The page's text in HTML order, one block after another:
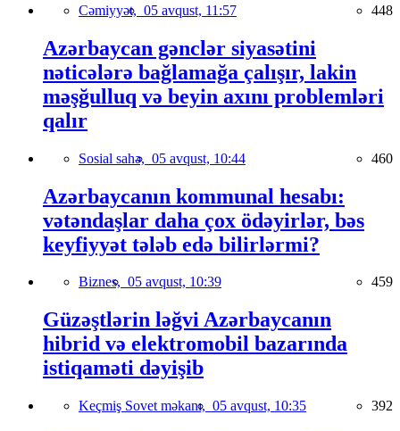
Cəmiyyət, 05 avqust, 11:57 448
Azərbaycan gənclər siyasətini
nəticələrə bağlamağa çalışır, lakin
məşğulluq və beyin axını problemləri
qalır
Sosial sahə, 05 avqust, 10:44 460
Azərbaycanın kommunal hesabı:
vətəndaşlar daha çox ödəyirlər, bəs
keyfiyyət tələb edə bilirlərmi?
Biznes, 05 avqust, 10:39 459
Güzəştlərin ləğvi Azərbaycanın
hibrid və elektromobil bazarında
istiqaməti dəyişib
Keçmiş Sovet məkanı, 05 avqust, 10:35 392